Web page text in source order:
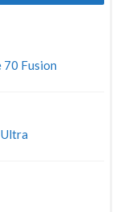
Fusion